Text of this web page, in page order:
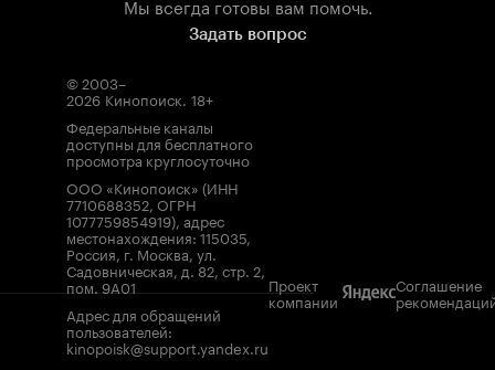
Мы всегда готовы вам помочь.
Задать вопрос
© 2003–
2026 Кинопоиск. 18+
Федеральные каналы
доступны для бесплатного
просмотра круглосуточно
ООО «Кинопоиск» (ИНН
7710688352, ОГРН
1077759854919), адрес
местонахождения: 115035,
Россия, г. Москва, ул.
Садовническая, д. 82, стр. 2,
пом. 9А01
Адрес для обращений
пользователей:
kinopoisk@support.yandex.ru
Проект
компании
Соглашение